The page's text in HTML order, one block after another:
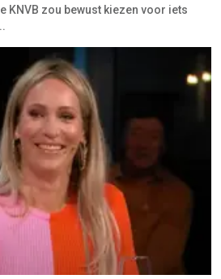
KNVB zou bewust kiezen voor iets